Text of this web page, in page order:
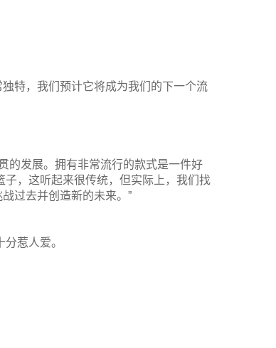
特，我们预计它将成为我们的下一个流
的发展。拥有非常流行的款式是一件好
，这听起来很传统，但实际上，我们找
过去并创造新的未来。”
惹人爱。